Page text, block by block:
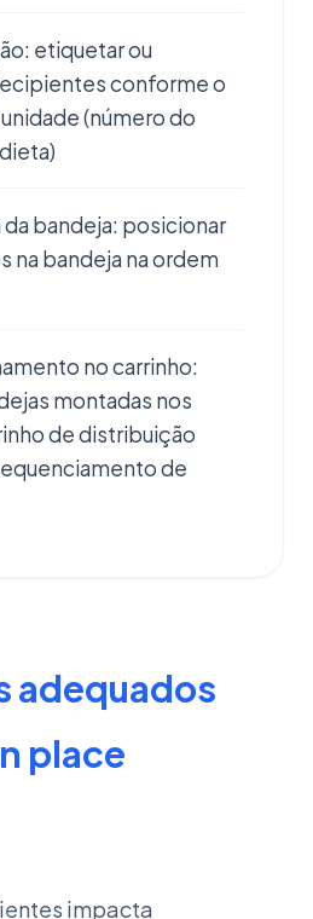
etiquetar ou
conforme o
(número do
bandeja: posicionar
na bandeja na ordem
no carrinho:
montadas nos
de distribuição
de
adequados
place
impacta